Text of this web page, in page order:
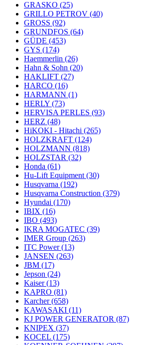
GRASKO (25)
GRILLO PETROV (40)
GROSS (92)
GRUNDFOS (64)
GÜDE (453)
GYS (174)
Haemmerlin (26)
Hahn & Sohn (20)
HAKLIFT (27)
HARCO (16)
HARMANN (1)
HERLY (73)
HERVISA PERLES (93)
HERZ (48)
HiKOKI - Hitachi (265)
HOLZKRAFT (124)
HOLZMANN (818)
HOLZSTAR (32)
Honda (61)
Hu-Lift Equipment (30)
Husqvarna (192)
Husqvarna Construction (379)
Hyundai (170)
IBIX (16)
IBO (493)
IKRA MOGATEC (39)
IMER Group (263)
ITC Power(13)
JANSEN (263)
JBM (17)
Jepson (24)
Kaiser(13)
KAPRO (81)
Karcher(658)
KAWASAKI (11)
KJ POWER GENERATOR (87)
KNIPEX (37)
KOCEL (175)